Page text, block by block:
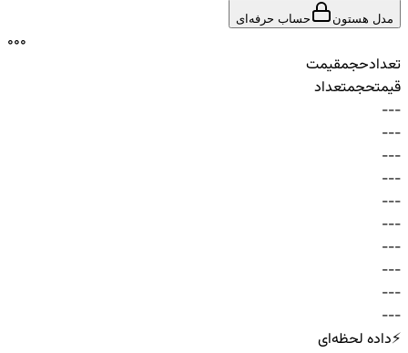
مدل هستون حساب حرفه‌ای
000
تعدادحجمقیمت
قیمتحجمتعداد
-
-
-
-
-
-
-
-
-
-
-
-
-
-
-
-
-
-
-
-
-
-
-
-
-
-
-
-
-
-
⚡داده لحظه‌ای